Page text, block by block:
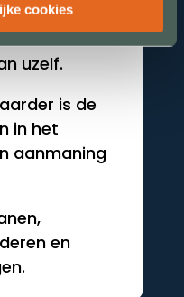
cookies
ook dat een
acties
uzelf.
is de
in het
aanmaning
en